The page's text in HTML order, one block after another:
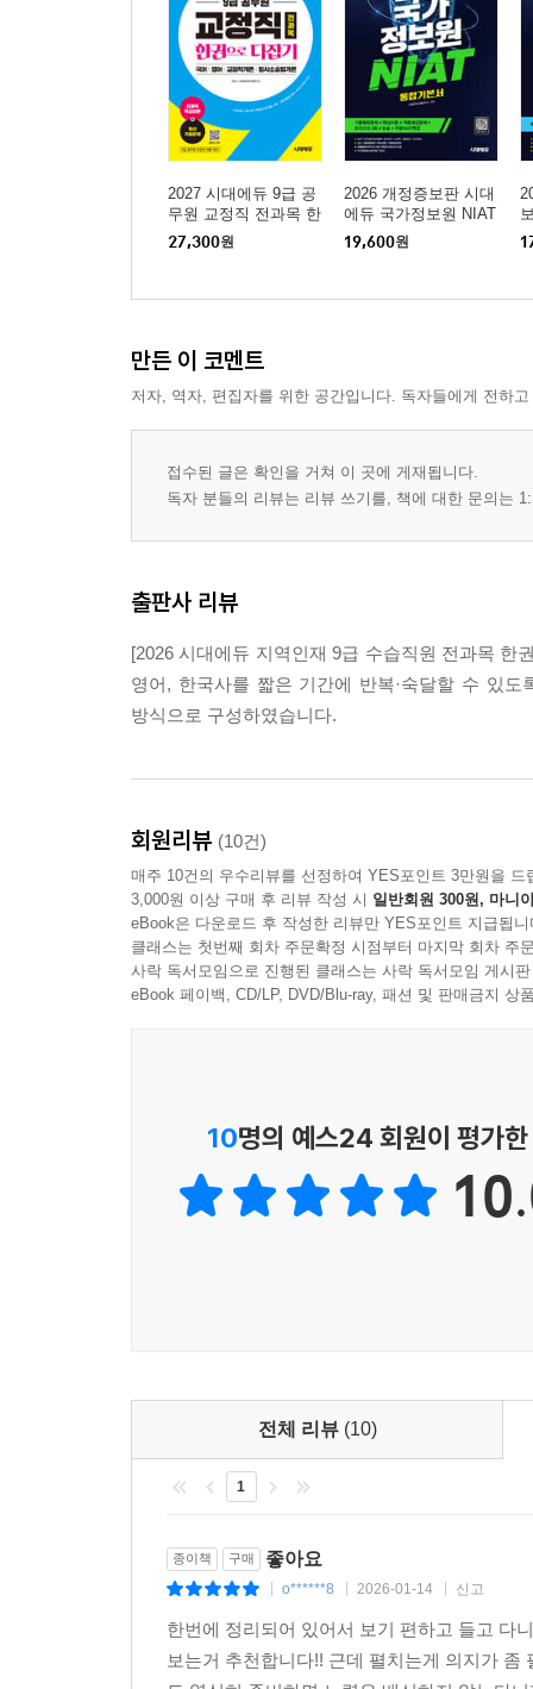
2027 시대에듀 9급 공
무원 교정직 전과목 한
권으로 다잡기
27,300원
2026 개정증보판 시대
에듀 국가정보원 NIAT
통합기본서
19,600원
만든 이 코멘트
저자, 역자, 편집자를 위한 공간입니다. 독자들에게 전하
접수된 글은 확인을 거쳐 이 곳에 게재됩니다.
독자 분들의 리뷰는 리뷰 쓰기를, 책에 대한 문의는
출판사 리뷰
[2026 시대에듀 지역인재 9급 수습직원 전과목 한
영어, 한국사를 짧은 기간에 반복·숙달할 수 있
방식으로 구성하였습니다.
회원리뷰 (10건)
매주 10건의 우수리뷰를 선정하여 YES포인트 3만원을 드
3,000원 이상 구매 후 리뷰 작성 시 일반회원 300원, 마니
eBook은 다운로드 후 작성한 리뷰만 YES포인트 지급됩니
클래스는 첫번째 회차 주문확정 시점부터 마지막 회차 주
사락 독서모임으로 진행된 클래스는 사락 독서모임 게시
eBook 페이백, CD/LP, DVD/Blu-ray, 패션 및 판매금지 상
10명의 예스24 회원이 평가
전체 리뷰 (10)
1
종이책 구매 좋아요
o******8 2026-01-14 신고
한번에 정리되어 있어서 보기 편하고 들고 다
보는거 추천합니다!! 근데 펼치는게 의지가